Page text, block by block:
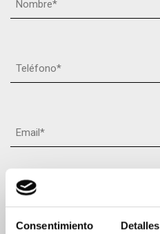
Consentimiento Detalles
DATOS DEL VEHÍCULO: